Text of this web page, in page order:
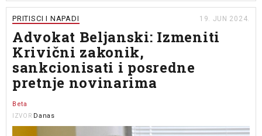
PRITISCI I NAPADI 19. JUN 2024.
Advokat Beljanski: Izmeniti
Krivični zakonik,
sankcionisati i posredne
pretnje novinarima
Beta
IZVOR Danas